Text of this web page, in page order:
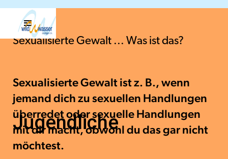
Jugendliche
Sexualisierte Gewalt ... Was ist das?
Sexualisierte Gewalt ist z. B., wenn
jemand dich zu sexuellen Handlungen
überredet oder sexuelle Handlungen
mit dir macht, obwohl du das gar nicht
möchtest.